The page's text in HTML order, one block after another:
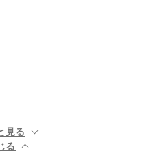
見る ▼
る ▲